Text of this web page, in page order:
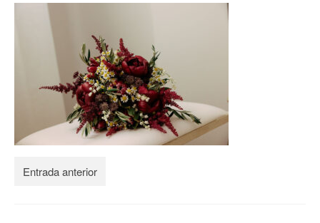
CORPORATIVAS
SEMANA SANTA
BLOG
SOBRE LM
CONTACTO
Entrada anterior